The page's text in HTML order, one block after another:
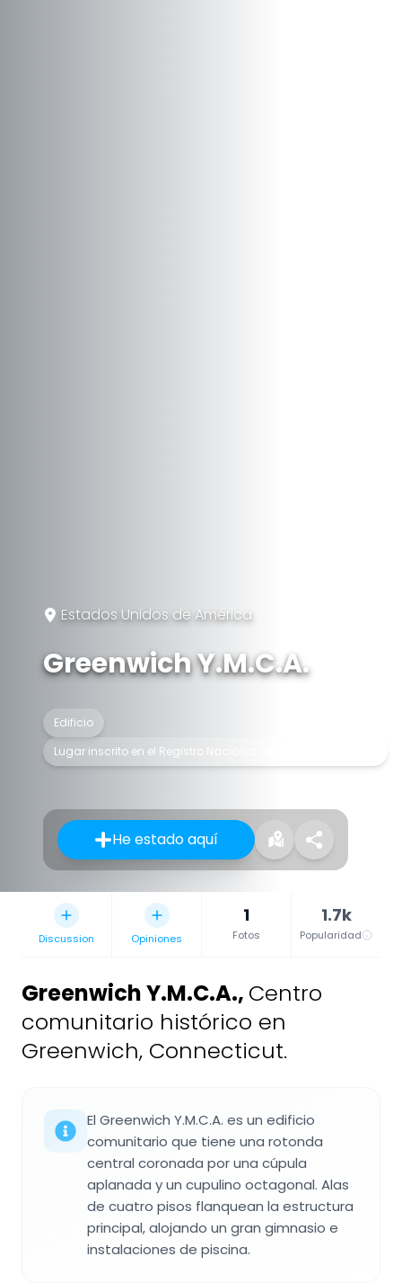
Estados Unidos de América
Greenwich Y.M.C.A.
Edificio
Lugar inscrito en el Registro Nacional de Lugares Históricos
He estado aquí
Discussion Opiniones
1
Fotos
1.7k
Popularidad
Greenwich Y.M.C.A., Centro
comunitario histórico en
Greenwich, Connecticut.
El Greenwich Y.M.C.A. es un edificio
comunitario que tiene una rotonda
central coronada por una cúpula
aplanada y un cupulino octagonal. Alas
de cuatro pisos flanquean la estructura
principal, alojando un gran gimnasio e
instalaciones de piscina.